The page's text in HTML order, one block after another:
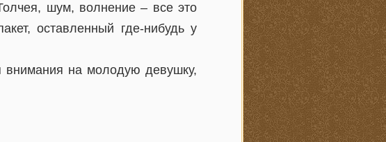
шум, волнение – все это
оставленный где-нибудь у
на молодую девушку,